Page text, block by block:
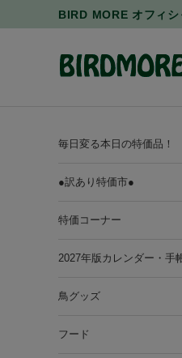
BIRD MORE オフィ
毎日変る本日の特価品！
●訳あり特価市●
特価コーナー
2027年版カレンダー・手
鳥グッズ
フード